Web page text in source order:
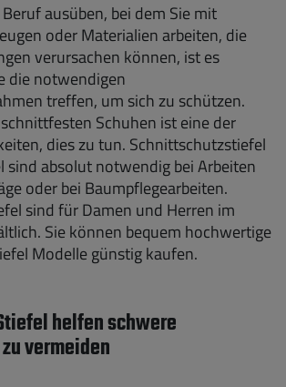
ausüben, bei dem Sie mit
oder Materialien arbeiten, die
verursachen können, ist es
die notwendigen
treffen, um sich zu schützen.
Schuhen ist eine der
dies zu tun. Schnittschutzstiefel
sind absolut notwendig bei Arbeiten
oder bei Baumpflegearbeiten.
sind für Damen und Herren im
Sie können bequem hochwertige
Modelle günstig kaufen.
helfen schwere
vermeiden